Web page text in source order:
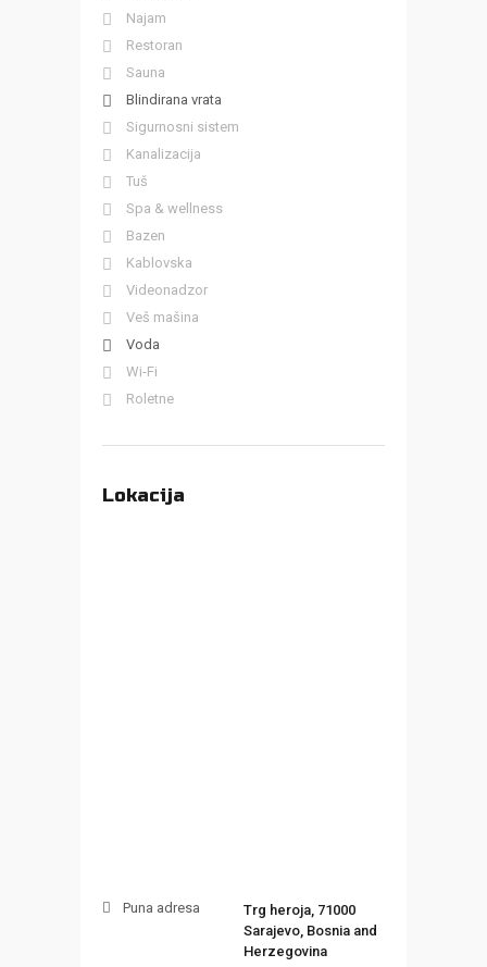
Najam
Restoran
Sauna
Blindirana vrata
Sigurnosni sistem
Kanalizacija
Tuš
Spa & wellness
Bazen
Kablovska
Videonadzor
Veš mašina
Voda
Wi-Fi
Roletne
Lokacija
Puna adresa
Trg heroja, 71000
Sarajevo, Bosnia and
Herzegovina